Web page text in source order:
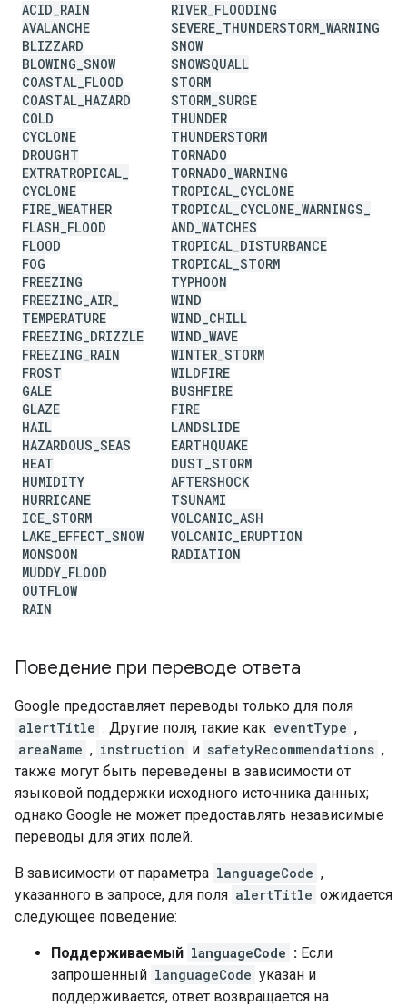
ACID RAIN
AVALANCHE
BLIZZARD
BLOWING SNOW
COASTAL FLOOD
COASTAL HAZARD
COLD
CYCLONE
DROUGHT
EXTRATROPICAL
CYCLONE
FIRE WEATHER
FLASH FLOOD
FLOOD
FOG
FREEZING
FREEZING AIR
TEMPERATURE
FREEZING DRIZZLE
FREEZING RAIN
FROST
GALE
GLAZE
HAIL
HAZARDOUS SEAS
HEAT
HUMIDITY
HURRICANE
ICE STORM
LAKE EFFECT SNOW
MONSOON
MUDDY FLOOD
OUTFLOW
RAIN
RIVER FLOODING
SEVERE THUNDERSTORM WARNING
SNOW
SNOWSQUALL
STORM
STORM SURGE
THUNDER
THUNDERSTORM
TORNADO
TORNADO WARNING
TROPICAL CYCLONE
TROPICAL CYCLONE WARNINGS
AND WATCHES
TROPICAL DISTURBANCE
TROPICAL STORM
TYPHOON
WIND
WIND CHILL
WIND WAVE
WINTER STORM
WILDFIRE
BUSHFIRE
FIRE
LANDSLIDE
EARTHQUAKE
DUST STORM
AFTERSHOCK
TSUNAMI
VOLCANIC ASH
VOLCANIC ERUPTION
RADIATION
Поведение при переводе ответа
Google предоставляет переводы только для поля
alertTitle . Другие поля, такие как eventType ,
areaName , instruction и safetyRecommendations ,
также могут быть переведены в зависимости от
языковой поддержки исходного источника данных;
однако Google не может предоставлять независимые
переводы для этих полей.
В зависимости от параметра languageCode ,
указанного в запросе, для поля alertTitle ожидается
следующее поведение:
Поддерживаемый languageCode : Если
запрошенный languageCode указан и
поддерживается, ответ возвращается на